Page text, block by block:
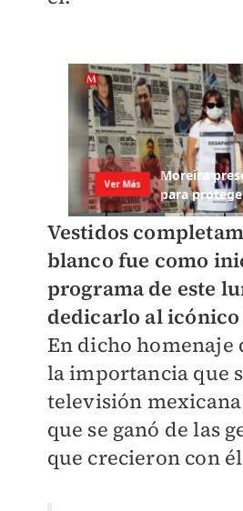
Vestidos
blanco fue como
programa de este
dedicarlo al icónico
En dicho homenaje
la importancia que
televisión
que se ganó de las
que crecieron con